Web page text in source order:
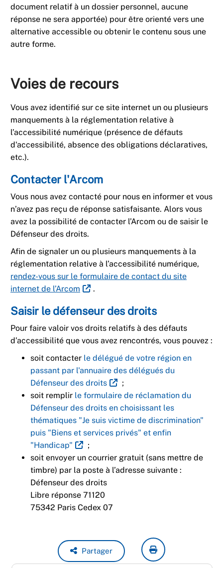
document relatif à un dossier personnel, aucune
réponse ne sera apportée) pour être orienté vers une
alternative accessible ou obtenir le contenu sous une
autre forme.
Voies de recours
Vous avez identifié sur ce site internet un ou plusieurs
manquements à la réglementation relative à
l’accessibilité numérique (présence de défauts
d'accessibilité, absence des obligations déclaratives,
etc.).
Contacter l'Arcom
Vous nous avez contacté pour nous en informer et vous
n’avez pas reçu de réponse satisfaisante. Alors vous
avez la possibilité de contacter l’Arcom ou de saisir le
Défenseur des droits.
Afin de signaler un ou plusieurs manquements à la
réglementation relative à l’accessibilité numérique,
rendez-vous sur le formulaire de contact du site
internet de l’Arcom
.
Saisir le défenseur des droits
Pour faire valoir vos droits relatifs à des défauts
d’accessibilité que vous avez rencontrés, vous pouvez :
soit contacter le délégué de votre région en
passant par l'annuaire des délégués du
Défenseur des droits
;
soit remplir le formulaire de réclamation du
Défenseur des droits en choisissant les
thématiques "Je suis victime de discrimination"
puis "Biens et services privés" et enfin
"Handicap"
;
soit envoyer un courrier gratuit (sans mettre de
timbre) par la poste à l’adresse suivante :
Défenseur des droits
Libre réponse 71120
75342 Paris Cedex 07
Partager